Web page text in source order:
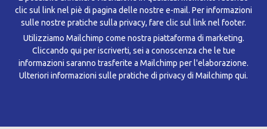
clic sul link nel piè di pagina delle nostre e-mail. Per informazioni
sulle nostre pratiche sulla privacy, fare clic sul link nel footer.
Utilizziamo Mailchimp come nostra piattaforma di marketing.
Cliccando qui per iscriverti, sei a conoscenza che le tue
informazioni saranno trasferite a Mailchimp per l'elaborazione.
Ulteriori informazioni sulle pratiche di privacy di Mailchimp qui.